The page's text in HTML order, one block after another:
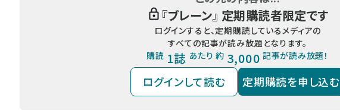
『ブレーン』 定期購読者限定です
ログインすると、定期購読しているメディアの
すべての記事が読み放題となります。
購読 1誌 あたり 約 3,000 記事が読み放題！
ログインして読む 定期購読を申し込む